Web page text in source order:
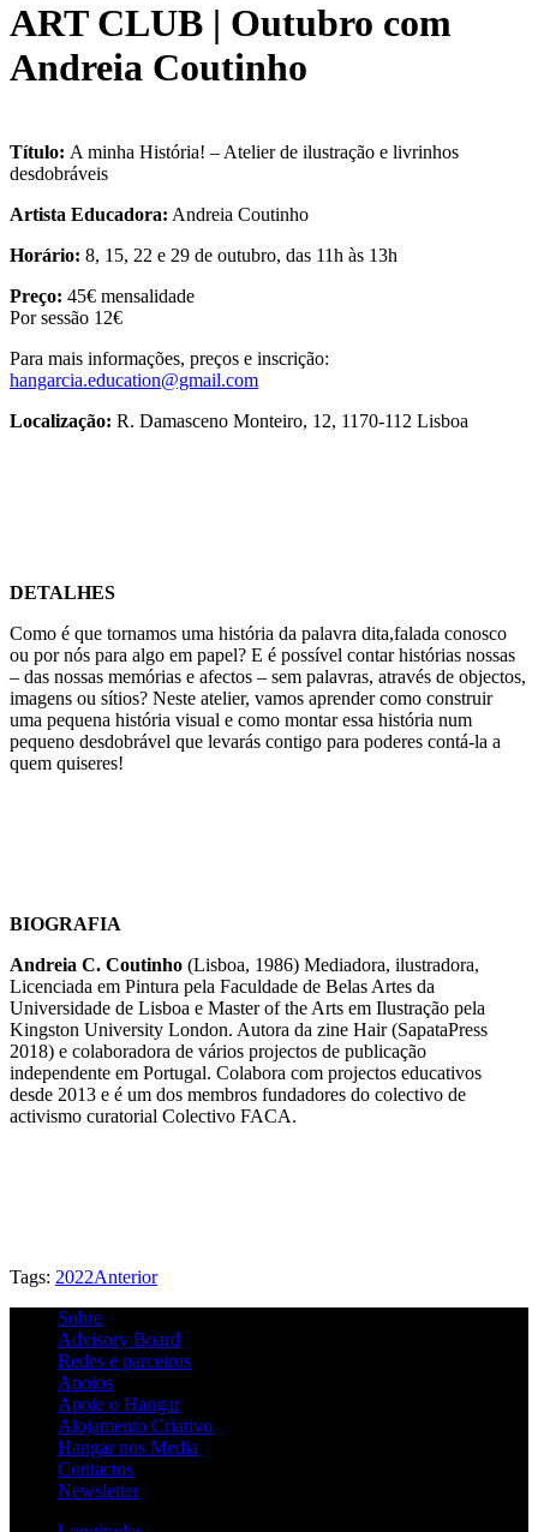
ART CLUB | Outubro com
Andreia Coutinho
Título: A minha História! – Atelier de ilustração e livrinhos
desdobráveis
Artista Educadora: Andreia Coutinho
Horário: 8, 15, 22 e 29 de outubro, das 11h às 13h
Preço: 45€ mensalidade
Por sessão 12€
Para mais informações, preços e inscrição:
hangarcia.education@gmail.com
Localização: R. Damasceno Monteiro, 12, 1170-112 Lisboa
DETALHES
Como é que tornamos uma história da palavra dita,falada conosco
ou por nós para algo em papel? E é possível contar histórias nossas
– das nossas memórias e afectos – sem palavras, através de objectos,
imagens ou sítios? Neste atelier, vamos aprender como construir
uma pequena história visual e como montar essa história num
pequeno desdobrável que levarás contigo para poderes contá-la a
quem quiseres!
BIOGRAFIA
Andreia C. Coutinho (Lisboa, 1986) Mediadora, ilustradora,
Licenciada em Pintura pela Faculdade de Belas Artes da
Universidade de Lisboa e Master of the Arts em Ilustração pela
Kingston University London. Autora da zine Hair (SapataPress
2018) e colaboradora de vários projectos de publicação
independente em Portugal. Colabora com projectos educativos
desde 2013 e é um dos membros fundadores do colectivo de
activismo curatorial Colectivo FACA.
Tags: 2022Anterior
Sobre
Advisory Board
Redes e parceiros
Apoios
Apoie o Hangar
Alojamento Criativo
Hangar nos Media
Contactos
Newsletter